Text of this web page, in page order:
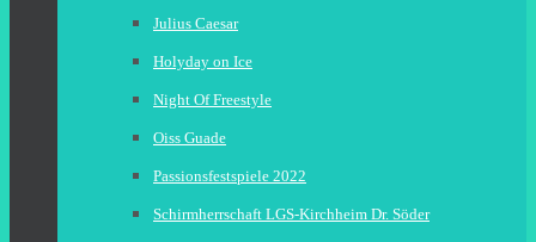
Julius Caesar
Holyday on Ice
Night Of Freestyle
Oiss Guade
Passionsfestspiele 2022
Schirmherrschaft LGS-Kirchheim Dr. Söder